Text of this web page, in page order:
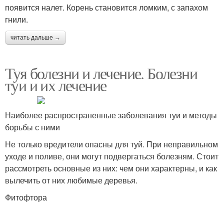
появится налет. Корень становится ломким, с запахом
гнили.
читать дальше →
Туя болезни и лечение. Болезни
туи и их лечение
Наиболее распространенные заболевания туи и методы
борьбы с ними
Не только вредители опасны для туй. При неправильном
уходе и поливе, они могут подвергаться болезням. Стоит
рассмотреть основные из них: чем они характерны, и как
вылечить от них любимые деревья.
Фитофтора